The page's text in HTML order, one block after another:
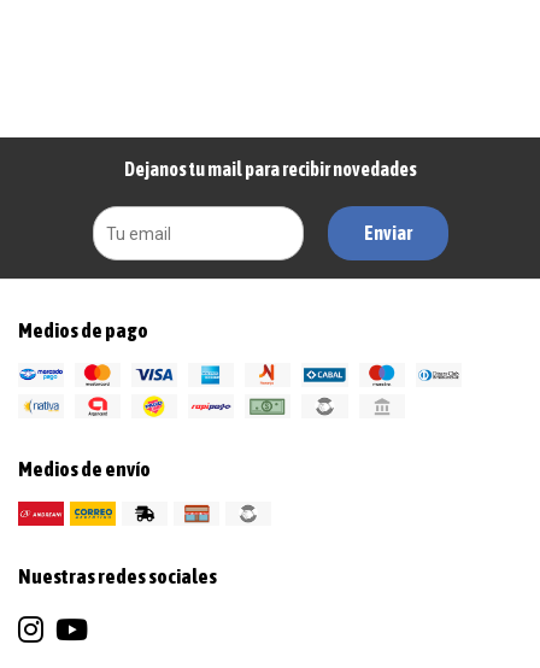
Dejanos tu mail para recibir novedades
Enviar
Medios de pago
Medios de envío
Nuestras redes sociales